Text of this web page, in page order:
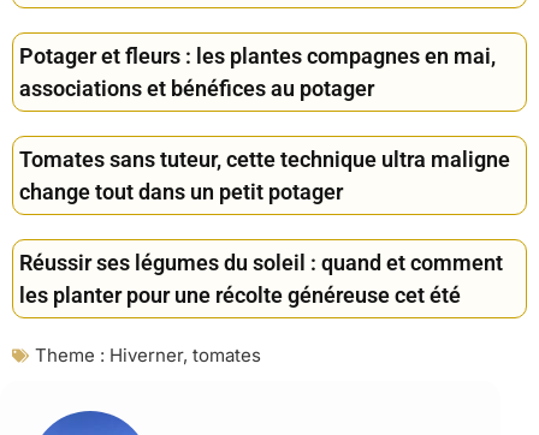
Potager et fleurs : les plantes compagnes en mai,
associations et bénéfices au potager
Tomates sans tuteur, cette technique ultra maligne
change tout dans un petit potager
Réussir ses légumes du soleil : quand et comment
les planter pour une récolte généreuse cet été
Theme : Hiverner, tomates